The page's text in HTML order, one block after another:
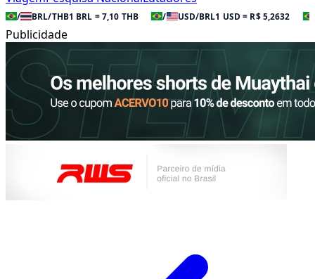
/ BRL/THB1 BRL = 7,10 THB / USD/BRL1 USD = R$ 5,2632
Publicidade